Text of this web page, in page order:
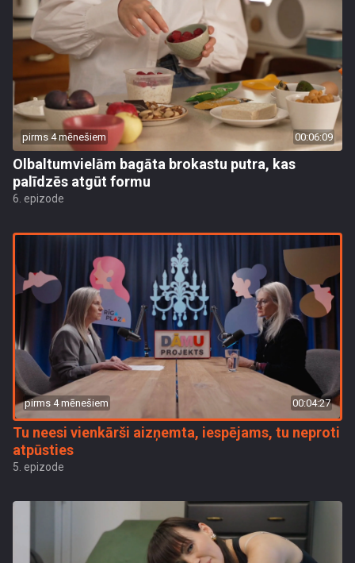
pirms 4 mēnešiem 00:06:09
Olbaltumvielām bagāta brokastu putra, kas
palīdzēs atgūt formu
6. epizode
pirms 4 mēnešiem 00:04:27
Tu neesi vienkārši aizņemta, iespējams, tu neproti
atpūsties
5. epizode